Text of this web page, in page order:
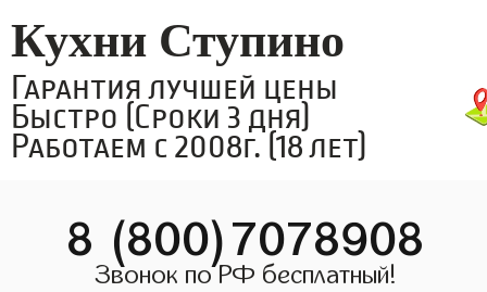
Кухни Ступино
Гарантия лучшей цены
Быстро (Сроки 3 дня)
Работаем с 2008г. (18 лет)
8 (800)7078908
Звонок по РФ бесплатный!